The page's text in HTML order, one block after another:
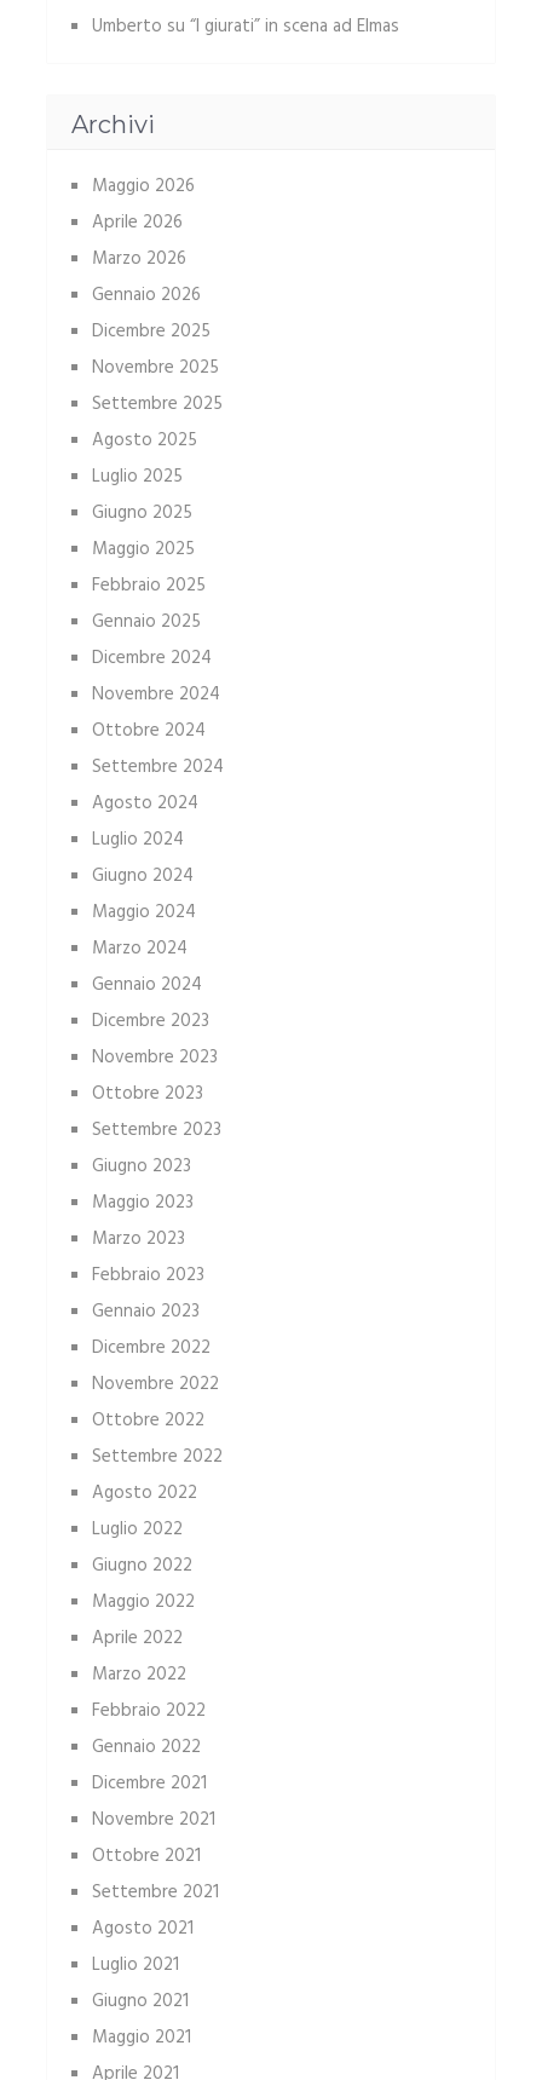
Umberto su “I giurati” in scena ad Elmas
Archivi
Maggio 2026
Aprile 2026
Marzo 2026
Gennaio 2026
Dicembre 2025
Novembre 2025
Settembre 2025
Agosto 2025
Luglio 2025
Giugno 2025
Maggio 2025
Febbraio 2025
Gennaio 2025
Dicembre 2024
Novembre 2024
Ottobre 2024
Settembre 2024
Agosto 2024
Luglio 2024
Giugno 2024
Maggio 2024
Marzo 2024
Gennaio 2024
Dicembre 2023
Novembre 2023
Ottobre 2023
Settembre 2023
Giugno 2023
Maggio 2023
Marzo 2023
Febbraio 2023
Gennaio 2023
Dicembre 2022
Novembre 2022
Ottobre 2022
Settembre 2022
Agosto 2022
Luglio 2022
Giugno 2022
Maggio 2022
Aprile 2022
Marzo 2022
Febbraio 2022
Gennaio 2022
Dicembre 2021
Novembre 2021
Ottobre 2021
Settembre 2021
Agosto 2021
Luglio 2021
Giugno 2021
Maggio 2021